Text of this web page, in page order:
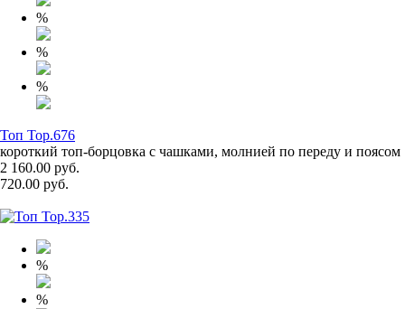
%
%
%
Топ Top.676
короткий топ-борцовка с чашками, молнией по переду и поясом
2 160.00 руб.
720.00 руб.
%
%